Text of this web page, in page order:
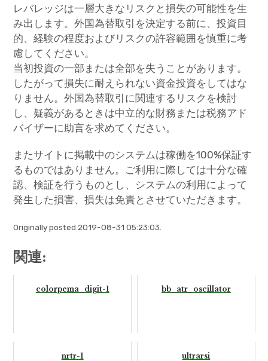
レバレッジは一層大きなリスクと損失の可能性を生
み出します。外国為替取引を決定する前に、投資目
的、経験の程度およびリスクの許容範囲を慎重に考
慮してください。
当初投資の一部または全部を失うことがあります。
したがって損失に耐えられない資金投資をしてはな
りません。外国為替取引に関連するリスクを検討
し、疑義があるときは中立的な財務または税務アド
バイザーに助言を求めてください。
またサイトに掲載中のシステムは稼働を100%保証す
るものではありません。ご利用に際しては十分な確
認、検証を行うものとし、システムの利用によって
発生した損害、損失は免責とさせていただきます。
Originally posted 2019-08-31 05:23:03.
関連:
colorpema_digit-1 bb_atr_oscillator
nrtr-1 ultrarsi